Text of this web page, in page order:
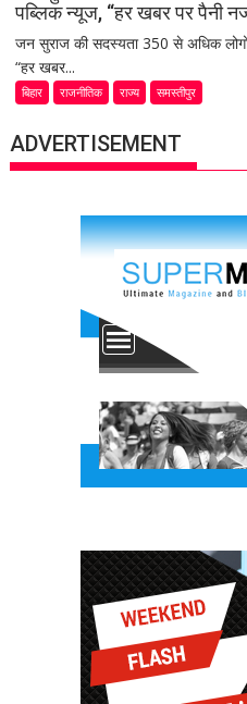
पब्लिक न्यूज, “हर खबर पर पैनी
जन सुराज की सदस्यता 350 से अधिक
“हर खबर...
बिहार राजनीतिक राज्य समस्तीपुर
ADVERTISEMENT